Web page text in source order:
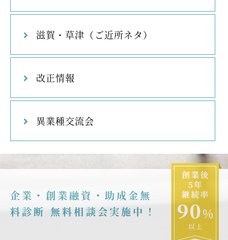
滋賀・草津（ご近所ネタ）
改正情報
異業種交流会
企業・創業融資・助成金無
料診断 無料相談会実施中！